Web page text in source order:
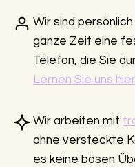
Wir sind
ganze Zeit eine
Telefon, die Sie
Lernen Sie uns
Wir arbeiten mit
ohne versteckte
es keine bösen